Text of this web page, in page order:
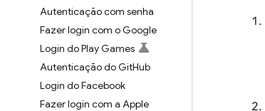
Autenticação com senha
Fazer login com o Google
Login do Play Games
Autenticação do GitHub
Login do Facebook
Fazer login com a Apple